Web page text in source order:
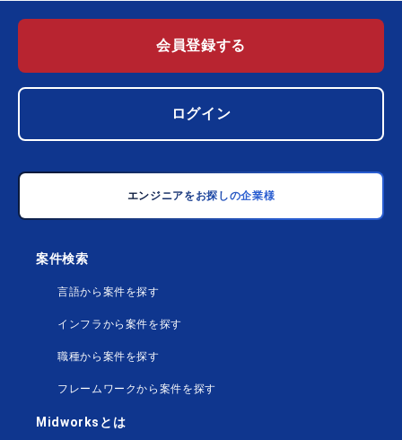
会員登録する
ログイン
エンジニアをお探しの企業様
案件検索
言語から案件を探す
インフラから案件を探す
職種から案件を探す
フレームワークから案件を探す
Midworksとは